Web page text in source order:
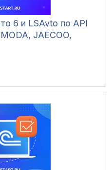
6 и LSAvto по API
JAECOO,